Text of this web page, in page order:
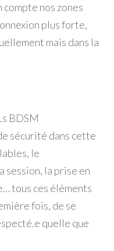
nos zones
plus forte,
mais dans la
BDSM
sécurité dans cette
le
session, la prise en
tous ces éléments
fois, de se
quelle que